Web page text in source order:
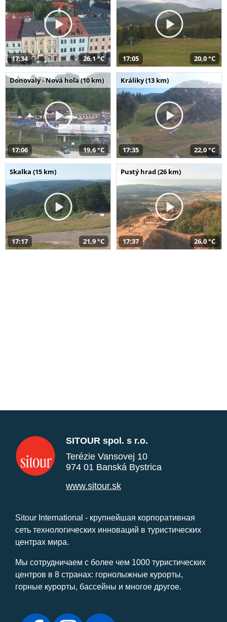
17:34 26,1 °C 17:05 20,0 °C
Donovaly - Nová hoľa (10 km)
17:06 19,6 °C
Králiky (13 km)
17:35 22,0 °C
Skalka (15 km)
17:17 21,9 °C
Pustý hrad (26 km)
17:37 26,0 °C
SITOUR spol. s r.o.
Terézie Vansovej 10
974 01 Banská Bystrica
www.sitour.sk
Sitour International - крупнейшая корпоративная
сеть технологических инноваций в туристических
центрах мира.
Мы сотрудничаем с более чем 1000 туристических
центров в 8 странах: горнолыжные курорты,
горные курорты, бассейны и многое другое.